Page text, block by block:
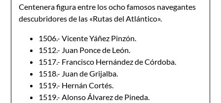
Centenera figura entre los ocho famosos navegantes
descubridores de las «Rutas del Atlántico».
1506.- Vicente Yáñez Pinzón.
1512.- Juan Ponce de León.
1517.- Francisco Hernández de Córdoba.
1518.- Juan de Grijalba.
1519.- Hernán Cortés.
1519.- Alonso Álvarez de Pineda.